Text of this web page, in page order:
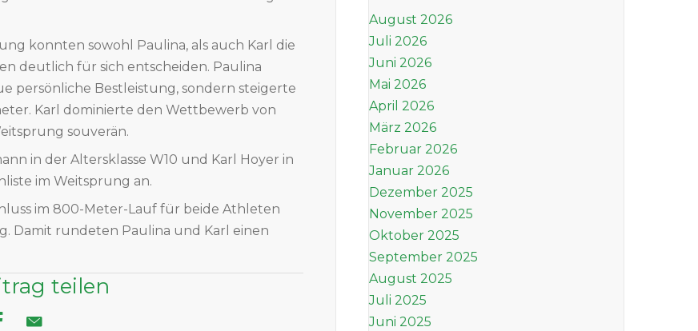
konnten sowohl Paulina, als auch Karl die
deutlich für sich entscheiden. Paulina
persönliche Bestleistung, sondern steigerte
Karl dominierte den Wettbewerb von
souverän.
in der Altersklasse W10 und Karl Hoyer in
im Weitsprung an.
im 800-Meter-Lauf für beide Athleten
Damit rundeten Paulina und Karl einen
teilen
August 2026
Juli 2026
Juni 2026
Mai 2026
April 2026
März 2026
Februar 2026
Januar 2026
Dezember 2025
November 2025
Oktober 2025
September 2025
August 2025
Juli 2025
Juni 2025